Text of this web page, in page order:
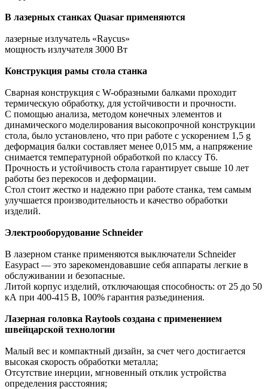
В лазерных станках Quasar применяются
лазерные излучатель «Raycus»
мощность излучателя 3000 Вт
Конструкция рамы стола станка
Сварная конструкция с W-образными балками проходит
термическую обработку, для устойчивости и прочности.
С помощью анализа, методом конечных элементов и
динамического моделирования высокопрочной конструкции
стола, было установлено, что при работе с ускорением 1,5 g
деформация балки составляет менее 0,015 мм, а напряжение
снимается температурной обработкой по классу Т6.
Прочность и устойчивость стола гарантирует свыше 10 лет
работы без перекосов и деформации.
Стол стоит жестко и надежно при работе станка, тем самым
улучшается производительность и качество обработки
изделий.
Электрооборудование Schneider
В лазерном станке применяются выключатели Schneider
Easypact — это зарекомендовавшие себя аппараты легкие в
обслуживании и безопасные.
Литой корпус изделий, отключающая способность: от 25 до 50
кА при 400-415 В, 100% гарантия разъединения.
Лазерная головка Raytools создана с применением
швейцарской технологии
Малый вес и компактный дизайн, за счет чего достигается
высокая скорость обработки металла;
Отсутствие инерции, мгновенный отклик устройства
определения расстояния;